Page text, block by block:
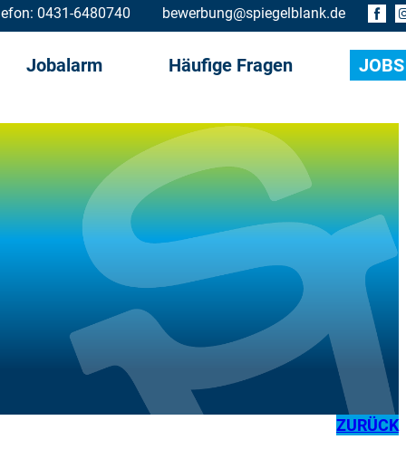
0431-6480740 bewerbung@spiegelblank.de
Jobalarm Häufige Fragen JOBS
ZURÜCK